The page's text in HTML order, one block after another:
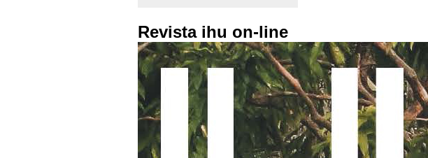
Revista ihu on-line